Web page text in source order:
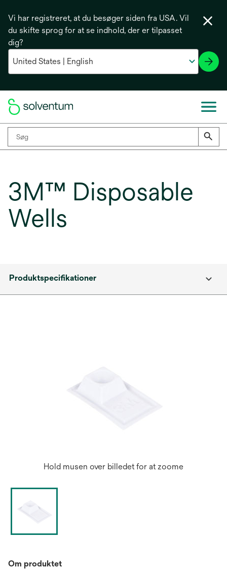
Vi har registreret, at du besøger siden fra USA. Vil
du skifte sprog for at se indhold, der er tilpasset
dig?
3M™ Disposable
Wells
Produktspecifikationer
Hold musen over billedet for at zoome
Om produktet